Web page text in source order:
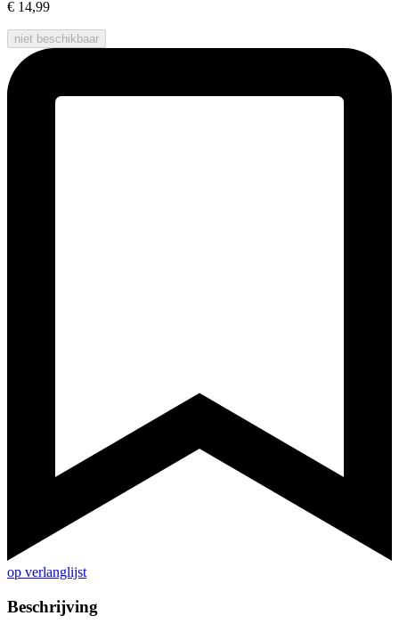
€ 14,99
niet beschikbaar
op verlanglijst
Beschrijving